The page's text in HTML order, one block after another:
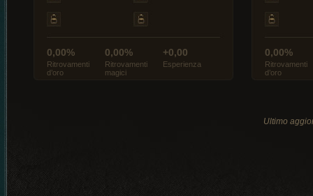
0,00%
Ritrovamenti
d’oro
0,00%
Ritrovamenti
magici
+0,00
Esperienza
0,00%
Ritrovamenti
d’oro
Ultimo